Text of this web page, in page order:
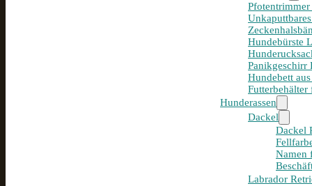
Hundebürste
Panikgeschirr
Hundebett
Hunderassen
Dackel
Dackel
Namen
Labrador